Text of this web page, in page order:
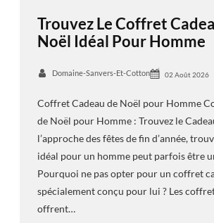
Trouvez Le Coffret
Noël Idéal Pour Homme
Domaine-Sanvers-Et-Cotton 02 Août 2026
Coffret Cadeau de Noël pour Homme
de Noël pour Homme : Trouvez le
l’approche des fêtes de fin d’année,
idéal pour un homme peut parfois être
Pourquoi ne pas opter pour un coffret
spécialement conçu pour lui ? Les
offrent…